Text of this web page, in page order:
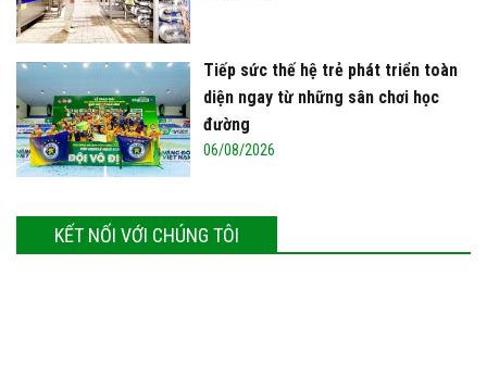
Tiếp sức thế hệ trẻ phát triển toàn
diện ngay từ những sân chơi học
đường
06/08/2026
KẾT NỐI VỚI CHÚNG TÔI